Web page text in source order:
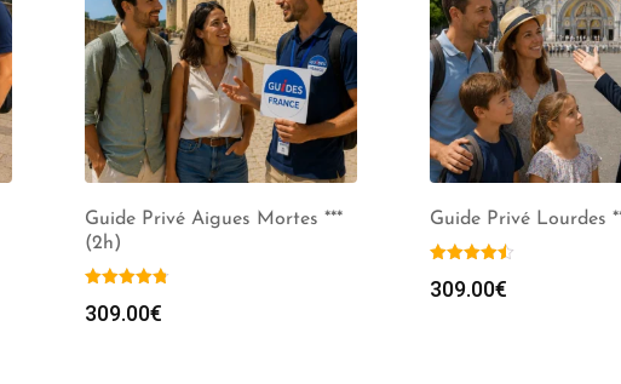
Guide Privé Aigues Mortes ***
(2h)
309.00€
Guide Privé Lourdes
309.00€